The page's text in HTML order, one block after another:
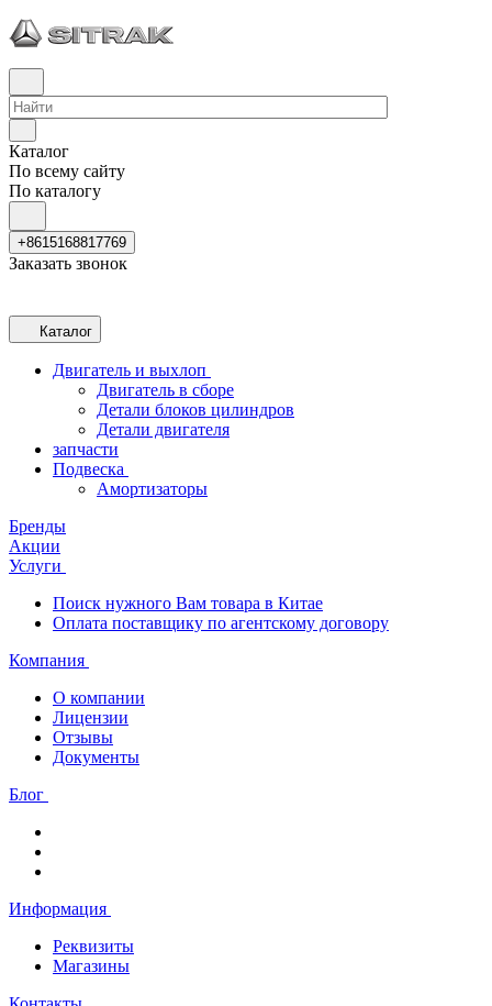
Каталог
По всему сайту
По каталогу
+8615168817769
Заказать звонок
Каталог
Двигатель и выхлоп
Двигатель в сборе
Детали блоков цилиндров
Детали двигателя
запчасти
Подвеска
Амортизаторы
Бренды
Акции
Услуги
Поиск нужного Вам товара в Китае
Оплата поставщику по агентскому договору
Компания
О компании
Лицензии
Отзывы
Документы
Блог
Информация
Реквизиты
Магазины